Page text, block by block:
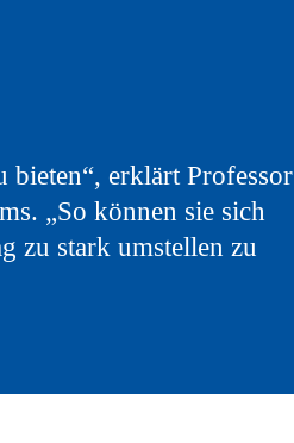
bieten“, erklärt Professor
„So können sie sich
zu stark umstellen zu